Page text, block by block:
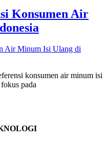
Konsumen Air
konsumen air minum isi
pada